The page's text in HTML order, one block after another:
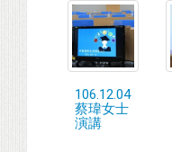
106.12.04
蔡瑋女士
演講